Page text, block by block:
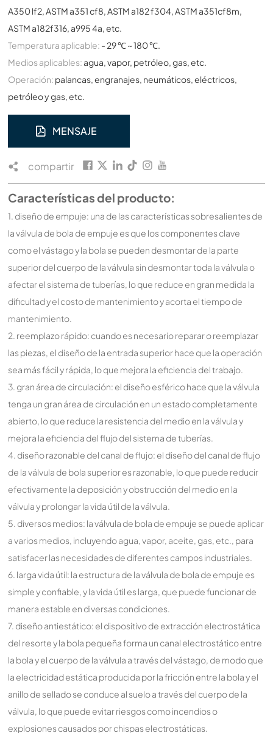
A350 lf2, ASTM a351 cf8, ASTM a182 f304, ASTM a351cf8m,
ASTM a182f316, a995 4a, etc.
Temperatura aplicable: - 29 ℃ ~ 180 ℃.
Medios aplicables: agua, vapor, petróleo, gas, etc.
Operación: palancas, engranajes, neumáticos, eléctricos,
petróleo y gas, etc.
MENSAJE
compartir
Características del producto:
1. diseño de empuje: una de las características sobresalientes de
la válvula de bola de empuje es que los componentes clave
como el vástago y la bola se pueden desmontar de la parte
superior del cuerpo de la válvula sin desmontar toda la válvula o
afectar el sistema de tuberías, lo que reduce en gran medida la
dificultad y el costo de mantenimiento y acorta el tiempo de
mantenimiento.
2. reemplazo rápido: cuando es necesario reparar o reemplazar
las piezas, el diseño de la entrada superior hace que la operación
sea más fácil y rápida, lo que mejora la eficiencia del trabajo.
3. gran área de circulación: el diseño esférico hace que la válvula
tenga un gran área de circulación en un estado completamente
abierto, lo que reduce la resistencia del medio en la válvula y
mejora la eficiencia del flujo del sistema de tuberías.
4. diseño razonable del canal de flujo: el diseño del canal de flujo
de la válvula de bola superior es razonable, lo que puede reducir
efectivamente la deposición y obstrucción del medio en la
válvula y prolongar la vida útil de la válvula.
5. diversos medios: la válvula de bola de empuje se puede aplicar
a varios medios, incluyendo agua, vapor, aceite, gas, etc., para
satisfacer las necesidades de diferentes campos industriales.
6. larga vida útil: la estructura de la válvula de bola de empuje es
simple y confiable, y la vida útil es larga, que puede funcionar de
manera estable en diversas condiciones.
7. diseño antiestático: el dispositivo de extracción electrostática
del resorte y la bola pequeña forma un canal electrostático entre
la bola y el cuerpo de la válvula a través del vástago, de modo que
la electricidad estática producida por la fricción entre la bola y el
anillo de sellado se conduce al suelo a través del cuerpo de la
válvula, lo que puede evitar riesgos como incendios o
explosiones causados por chispas electrostáticas.